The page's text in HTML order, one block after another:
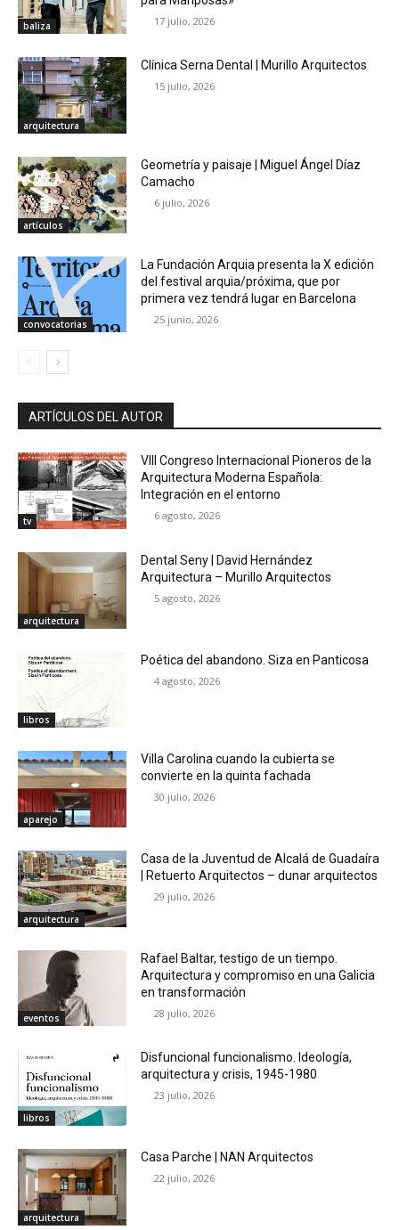
baliza 17 julio, 2026
arquitectura
Clínica Serna Dental | Murillo Arquitectos
15 julio, 2026
artículos
Geometría y paisaje | Miguel Ángel Díaz
Camacho
6 julio, 2026
convocatorias
La Fundación Arquia presenta la X edición
del festival arquia/próxima, que por
primera vez tendrá lugar en Barcelona
25 junio, 2026
ARTÍCULOS DEL AUTOR
tv
VIII Congreso Internacional Pioneros de la
Arquitectura Moderna Española:
Integración en el entorno
6 agosto, 2026
arquitectura
Dental Seny | David Hernández
Arquitectura – Murillo Arquitectos
5 agosto, 2026
libros
Poética del abandono. Siza en Panticosa
4 agosto, 2026
aparejo
Villa Carolina cuando la cubierta se
convierte en la quinta fachada
30 julio, 2026
arquitectura
Casa de la Juventud de Alcalá de Guadaíra
| Retuerto Arquitectos – dunar arquitectos
29 julio, 2026
eventos
Rafael Baltar, testigo de un tiempo.
Arquitectura y compromiso en una Galicia
en transformación
28 julio, 2026
libros
Disfuncional funcionalismo. Ideología,
arquitectura y crisis, 1945-1980
23 julio, 2026
arquitectura
Casa Parche | NAN Arquitectos
22 julio, 2026